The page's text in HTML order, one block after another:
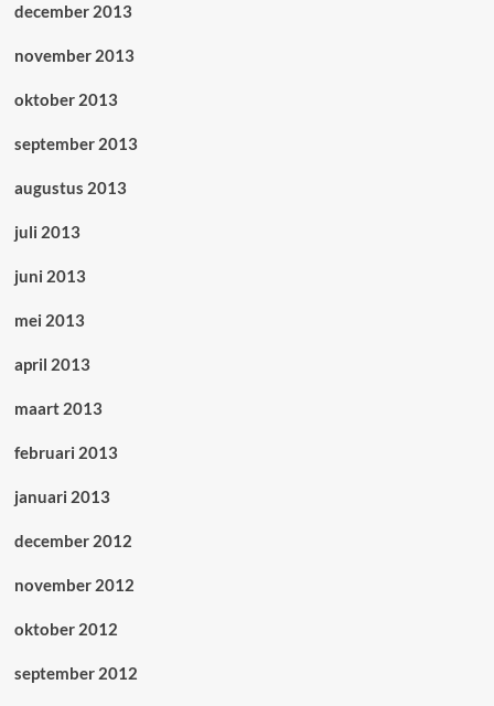
december 2013
november 2013
oktober 2013
september 2013
augustus 2013
juli 2013
juni 2013
mei 2013
april 2013
maart 2013
februari 2013
januari 2013
december 2012
november 2012
oktober 2012
september 2012